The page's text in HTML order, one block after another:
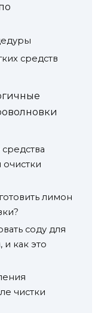
средств
лимон
соду для
как это
чистки